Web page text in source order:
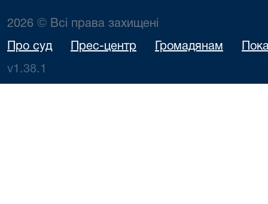
2026 © Всі права захищені
Про суд Прес-центр Громадянам
v1.38.1